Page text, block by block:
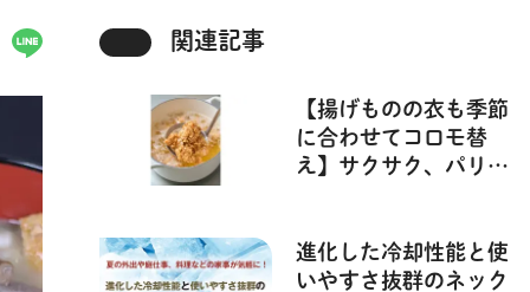
関連記事
【揚げものの衣も季節
に合わせてコロモ替
え】サクサク、パリパ
もう |PR| #2
進化した冷却性能と使
いやすさ抜群のネック